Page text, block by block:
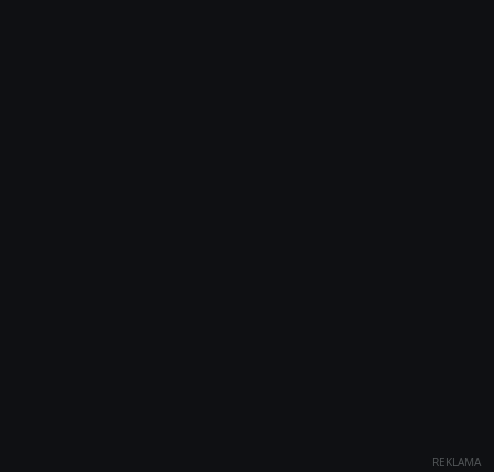
REKLAMA